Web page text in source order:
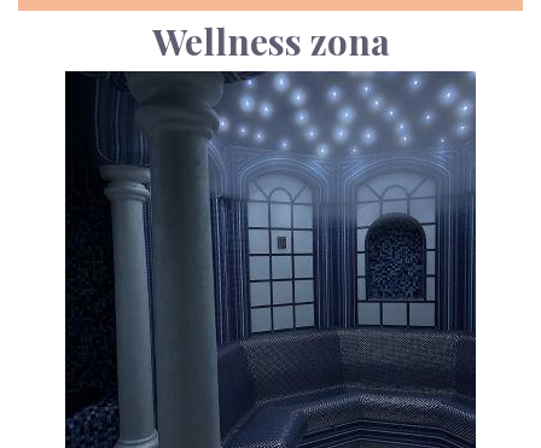
Wellness zona